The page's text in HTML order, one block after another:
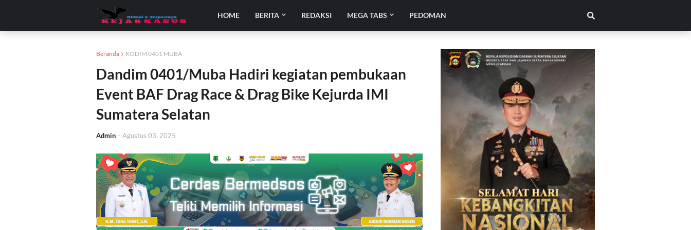
HOME BERITA REDAKSI MEGA TABS PEDOMAN
Beranda KODIM 0401 MUBA
Dandim 0401/Muba Hadiri kegiatan pembukaan
Event BAF Drag Race & Drag Bike Kejurda IMI
Sumatera Selatan
Admin - Agustus 03, 2025